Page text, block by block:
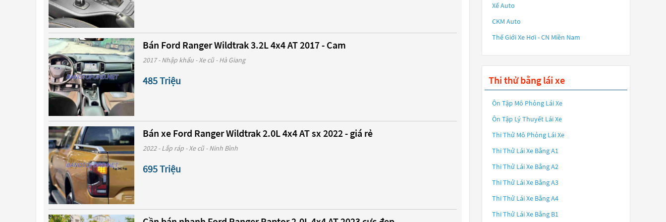
Bán Ford Ranger Wildtrak 3.2L 4x4 AT 2017 - Cam
2017 - Nhập khẩu - Xe cũ - Hà Giang
485 Triệu
Bán xe Ford Ranger Wildtrak 2.0L 4x4 AT sx 2022 - giá rẻ
2022 - Lắp ráp - Xe cũ - Ninh Bình
695 Triệu
Xế Auto
CKM Auto
Thế Giới Xe Hơi - CN Miền Nam
Thi thử bằng lái xe
Ôn Tập Mô Phỏng Lái Xe
Ôn Tập Lý Thuyết Lái Xe
Thi Thử Mô Phỏng Lái Xe
Thi Thử Lái Xe Bằng A1
Thi Thử Lái Xe Bằng A2
Thi Thử Lái Xe Bằng A3
Thi Thử Lái Xe Bằng A4
Thi Thử Lái Xe Bằng B1